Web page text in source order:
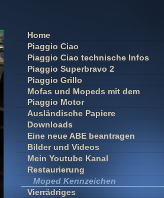
Home
Piaggio Ciao
Piaggio Ciao technische Infos
Piaggio Superbravo 2
Piaggio Grillo
Mofas und Mopeds mit dem
Piaggio Motor
Ausländische Papiere
Downloads
Eine neue ABE beantragen
Bilder und Videos
Mein Youtube Kanal
Restaurierung
Moped Kennzeichen
Vierrädriges